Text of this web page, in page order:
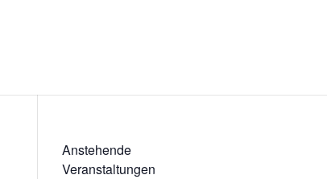
Anstehende
Veranstaltungen